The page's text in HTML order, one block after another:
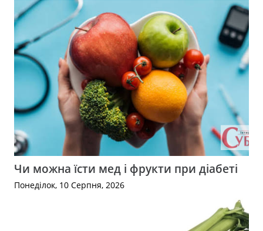
Чи можна їсти мед і фрукти при діабеті
Понеділок, 10 Серпня, 2026